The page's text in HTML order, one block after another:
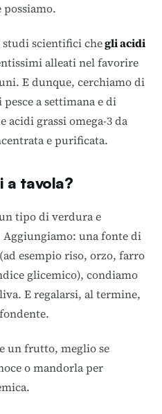
scientifici chegli acidi
alleati nel favorire
E dunque, cerchiamo di
a settimana e di
grassi omega-3 da
e purificata.
a tavola?
tipo di verdura e
Aggiungiamo: una fonte di
esempio riso, orzo, farro
glicemico), condiamo
E regalarsi, al termine,
un frutto, meglio se
o mandorla per